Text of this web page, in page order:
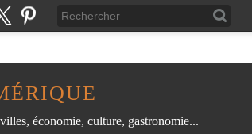
économie, culture, gastronomie...